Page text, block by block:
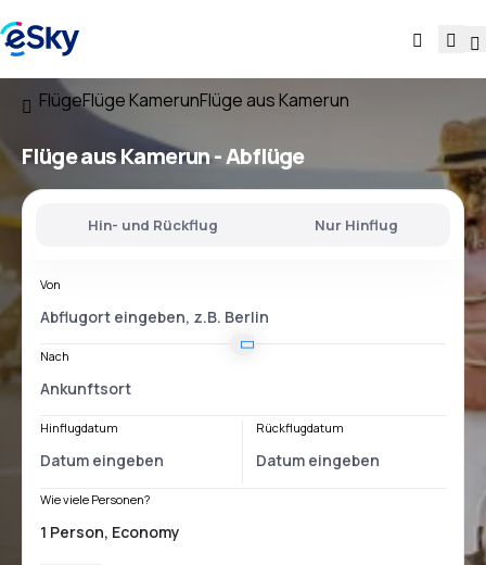
FlügeFlüge KamerunFlüge aus Kamerun
Flügeaus Kamerun- Abflüge
Hin- und Rückflug Nur Hinflug
Von
Nach
Hinflugdatum Rückflugdatum
Wie viele Personen?